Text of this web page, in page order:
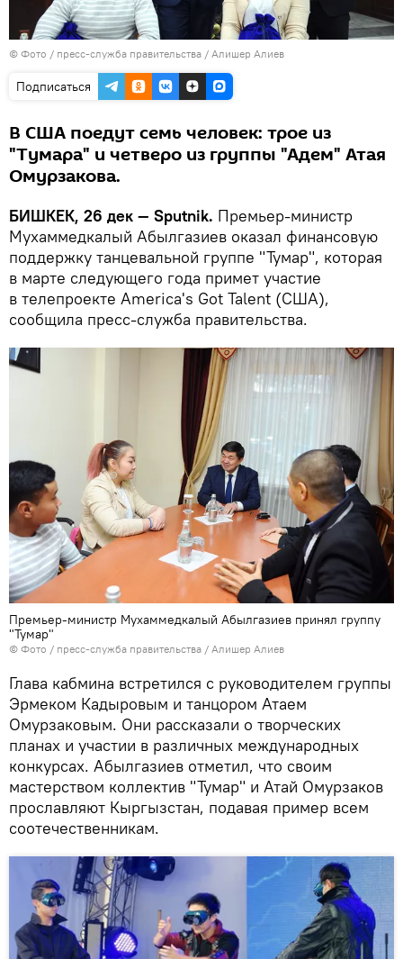
© Фото / пресс-служба правительства / Алишер Алиев
Подписаться
В США поедут семь человек: трое из
"Тумара" и четверо из группы "Адем" Атая
Омурзакова.
БИШКЕК, 26 дек — Sputnik. Премьер-министр
Мухаммедкалый Абылгазиев оказал финансовую
поддержку танцевальной группе "Тумар", которая
в марте следующего года примет участие
в телепроекте America's Got Talent (США),
сообщила пресс-служба правительства.
Премьер-министр Мухаммедкалый Абылгазиев принял группу
"Тумар"
© Фото / пресс-служба правительства / Алишер Алиев
Глава кабмина встретился с руководителем группы
Эрмеком Кадыровым и танцором Атаем
Омурзаковым. Они рассказали о творческих
планах и участии в различных международных
конкурсах. Абылгазиев отметил, что своим
мастерством коллектив "Тумар" и Атай Омурзаков
прославляют Кыргызстан, подавая пример всем
соотечественникам.